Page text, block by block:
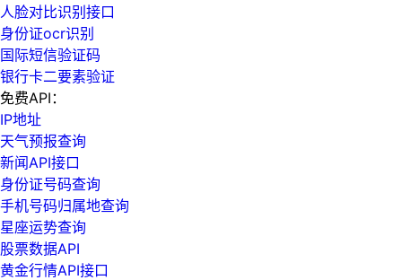
人脸对比识别接口
身份证ocr识别
国际短信验证码
银行卡二要素验证
免费API：
IP地址
天气预报查询
新闻API接口
身份证号码查询
手机号码归属地查询
星座运势查询
股票数据API
黄金行情API接口